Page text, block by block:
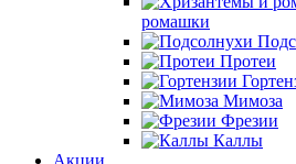
ромашки
Протеи
Мимоза
Фрезии
Каллы
Акции